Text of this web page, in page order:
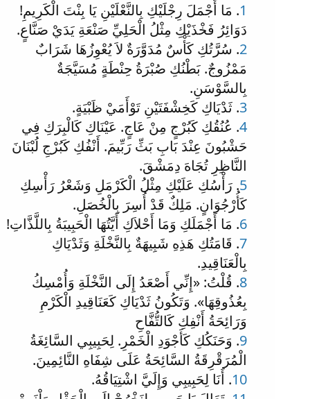
1. مَا أَجْمَلَ رِجْلَيْكِ بِالنَّعْلَيْنِ يَا بِنْتَ الْكَرِيمِ!
دَوَائِرُ فَخْذَيْكِ مِثْلُ الْحَلِيِّ صَنْعَةِ يَدَيْ صَنَّاعٍ.
2. سُرَّتُكِ كَأْسٌ مُدَوَّرَةٌ لاَ يُعْوِزُهَا شَرَابٌ
مَمْزُوجٌ. بَطْنُكِ صُبْرَةُ حِنْطَةٍ مُسَيَّجَةٌ
بِالسَّوْسَنِ.
3. ثَدْيَاكِ كَخِشْفَتَيْنِ تَوْأَمَيْ ظَبْيَةٍ.
4. عُنُقُكِ كَبُرْجٍ مِنْ عَاجٍ. عَيْنَاكِ كَالْبِرَكِ فِي
حَشْبُونَ عِنْدَ بَابِ بَثِّ رَبِّيمَ. أَنْفُكِ كَبُرْجِ لُبْنَانَ
النَّاظِرِ تُجَاهَ دِمَشْقَ.
5. رَأْسُكِ عَلَيْكِ مِثْلُ الْكَرْمَلِ وَشَعْرُ رَأْسِكِ
كَأُرْجُوَانٍ. مَلِكٌ قَدْ أُسِرَ بِالْخُصَلِ.
6. مَا أَجْمَلَكِ وَمَا أَحْلاَكِ أَيَّتُهَا الْحَبِيبَةُ بِاللَّذَّاتِ!
7. قَامَتُكِ هَذِهِ شَبِيهَةٌ بِالنَّخْلَةِ وَثَدْيَاكِ
بِالْعَنَاقِيدِ.
8. قُلْتُ: «إِنِّي أَصْعَدُ إِلَى النَّخْلَةِ وَأُمْسِكُ
بِعُذُوقِهَا». وَتَكُونُ ثَدْيَاكِ كَعَنَاقِيدِ الْكَرْمِ
وَرَائِحَةُ أَنْفِكِ كَالتُّفَّاحِ
9. وَحَنَكُكِ كَأَجْوَدِ الْخَمْرِ. لِحَبِيبِي السَّائِغَةُ
الْمُرَقْرِقَةُ السَّائِحَةُ عَلَى شِفَاهِ النَّائِمِينَ.
10. أَنَا لِحَبِيبِي وَإِلَيَّ اشْتِيَاقُهُ.